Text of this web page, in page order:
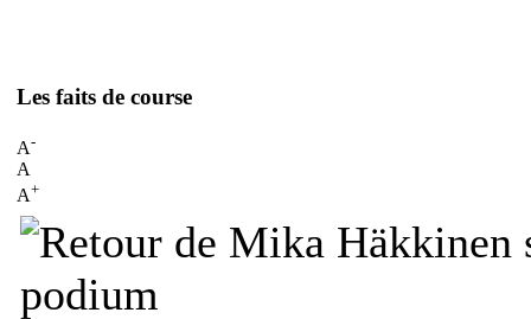
Les faits de course
A-
A
A+